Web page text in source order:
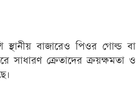
স্থানীয় বাজারেও পিওর গোল্ড বা
সাধারণ ক্রেতাদের ক্রয়ক্ষমতা ও